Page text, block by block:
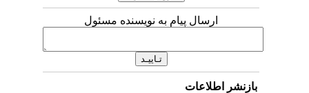
ارسال پیام به نویسنده مسئول
بازنشر اطلاعات